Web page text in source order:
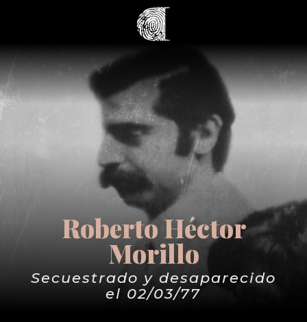
Roberto Héctor
Morillo
Secuestrado y desaparecido
el 02/03/77